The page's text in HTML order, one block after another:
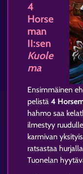
4
Horse
man
II:sen
Kuole
ma
Ensimmäinen
pelistä 4
hahmo saa
ilmestyy
karmivan
ratsastaa
Tuonelan